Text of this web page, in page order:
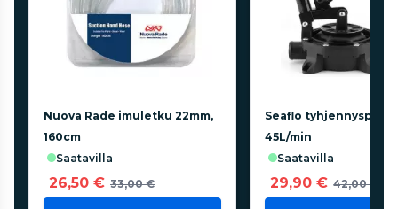
Nuova Rade imuletku 22mm,
160cm
saatavilla
26,50 € 33,00 €
Seaflo
45L/min
saatavilla
29,90 € 42,00 €